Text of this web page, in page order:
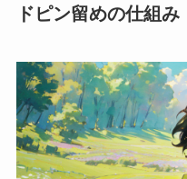
ドピン留めの仕組み